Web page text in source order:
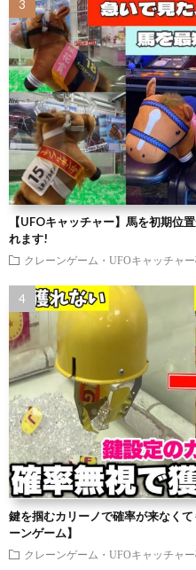
【UFOキャッチャー】馬を初期位
れます!
クレーンゲーム・UFOキャッチャ
鍵を掴むカリーノで確率が来なく
ーンゲーム】
クレーンゲーム・UFOキャッチャ